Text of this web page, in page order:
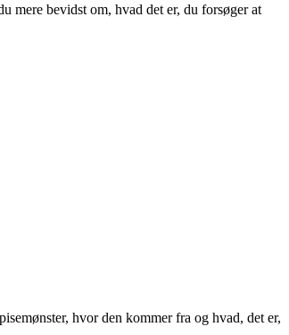
mere bevidst om, hvad det er, du forsøger at
hvor den kommer fra og hvad, det er,